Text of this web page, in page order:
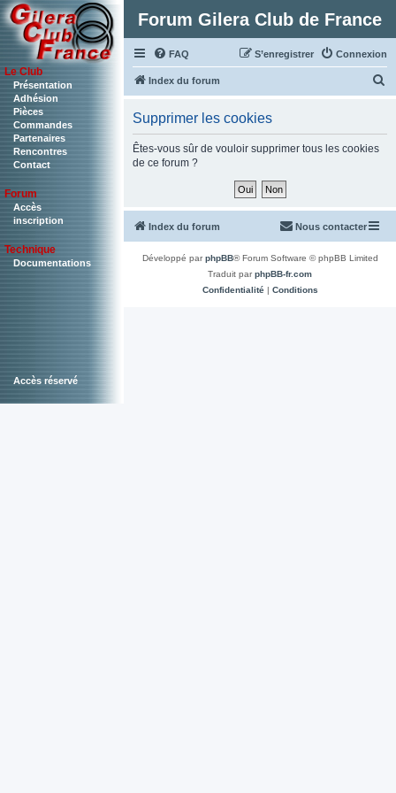
Le Club
Présentation
Adhésion
Pièces
Commandes
Partenaires
Rencontres
Contact
Forum
Accès
inscription
Technique
Documentations
Accès réservé
Forum Gilera Club de France
FAQ Connexion
S’enregistrer
Index du forum
Supprimer les cookies
Êtes-vous sûr de vouloir supprimer tous les cookies
de ce forum ?
Index du forum Nous contacter
Développé parphpBB® Forum Software © phpBB Limited
Traduit parphpBB-fr.com
Confidentialité| Conditions